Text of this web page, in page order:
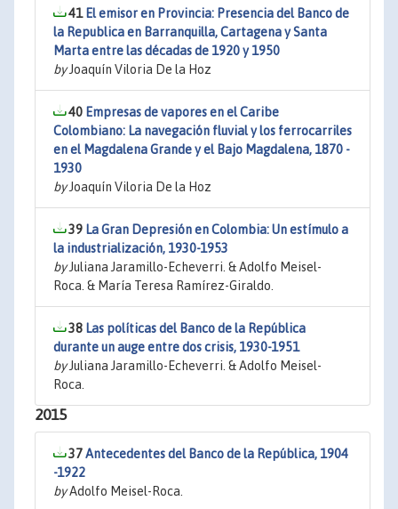
41 El emisor en Provincia: Presencia del Banco de
la Republica en Barranquilla, Cartagena y Santa
Marta entre las décadas de 1920 y 1950
byJoaquín Viloria De la Hoz
40 Empresas de vapores en el Caribe
Colombiano: La navegación fluvial y los ferrocarriles
en el Magdalena Grande y el Bajo Magdalena, 1870 -
1930
byJoaquín Viloria De la Hoz
39 La Gran Depresión en Colombia: Un estímulo a
la industrialización, 1930-1953
byJuliana Jaramillo-Echeverri. & Adolfo Meisel-
Roca. & María Teresa Ramírez-Giraldo.
38 Las políticas del Banco de la República
durante un auge entre dos crisis, 1930-1951
byJuliana Jaramillo-Echeverri. & Adolfo Meisel-
Roca.
2015
37Antecedentes del Banco de la República, 1904
-1922
byAdolfo Meisel-Roca.